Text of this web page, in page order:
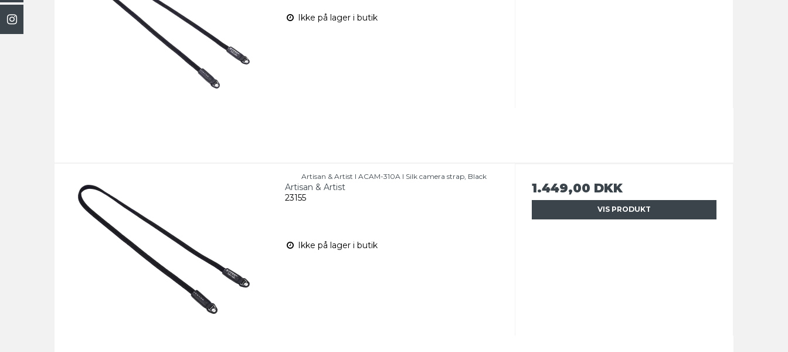
Ikke på lager i butik
Artisan & Artist I ACAM-310A I Silk camera strap, Black
Artisan & Artist
23155
Ikke på lager i butik
1.449,00 DKK
VIS PRODUKT